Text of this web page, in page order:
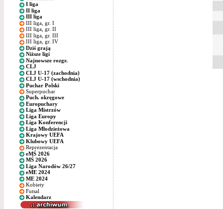
I liga
II liga
III liga
III liga, gr. I
III liga, gr. II
III liga, gr. III
III liga, gr. IV
Dziś grają
Niższe ligi
Najnowsze rozgr.
CLJ
CLJ U-17 (zachodnia)
CLJ U-17 (wschodnia)
Puchar Polski
Superpuchar
Puch. okręgowe
Europuchary
Liga Mistrzów
Liga Europy
Liga Konferencji
Liga Młodzieżowa
Krajowy UEFA
Klubowy UEFA
Reprezentacja
eMŚ 2026
MŚ 2026
Liga Narodów 26/27
eME 2024
ME 2024
Kobiety
Futsal
Kalendarz